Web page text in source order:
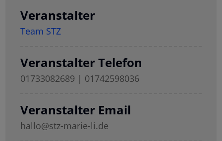
Veranstalter
Team STZ
Veranstalter Telefon
01733082689 | 01742598036
Veranstalter Email
hallo@stz-marie-li.de